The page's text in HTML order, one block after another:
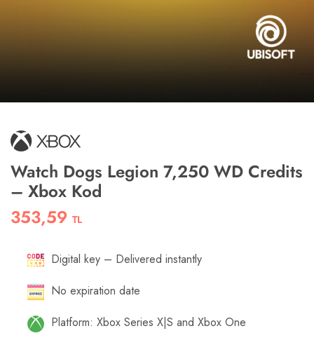
Watch Dogs Legion 7,250 WD Credits
– Xbox Kod
353,59 TL
Digital key – Delivered instantly
No expiration date
Platform: Xbox Series X|S and Xbox One